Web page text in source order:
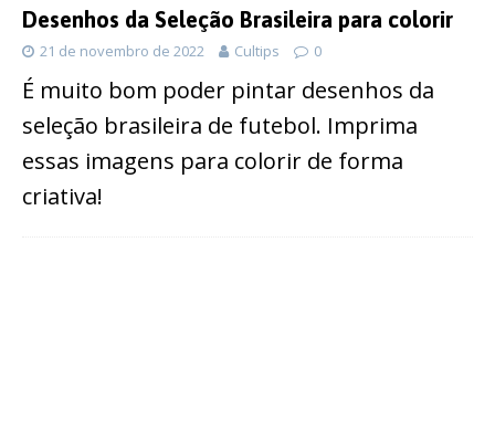
Desenhos da Seleção Brasileira para colorir
21 de novembro de 2022 Cultips 0
É muito bom poder pintar desenhos da
seleção brasileira de futebol. Imprima
essas imagens para colorir de forma
criativa!